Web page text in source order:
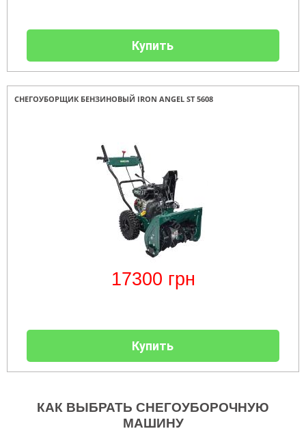
Купить
СНЕГОУБОРЩИК БЕНЗИНОВЫЙ IRON ANGEL ST 5608
17300 грн
Купить
КАК ВЫБРАТЬ СНЕГОУБОРОЧНУЮ
МАШИНУ